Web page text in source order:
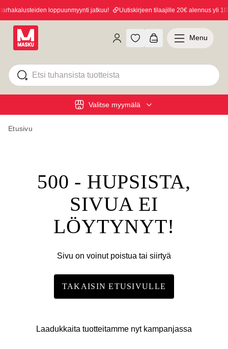
loppuunmyynti jatkuu! Uutiskirjeen tilaajille 20€ alennus yli
Valitse myymälä
Menu
Etusivu
500 - HUPSISTA,
SIVUA EI
LÖYTYNYT!
Sivu on voinut poistua tai siirtyä
TAKAISIN ETUSIVULLE
Laadukkaita tuotteitamme nyt kampanjassa